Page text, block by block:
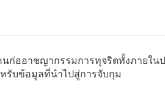
นก่ออาชญากรรมการทุจริตทั้งภายใน
หรับข้อมูลที่นำไปสู่การจับกุม